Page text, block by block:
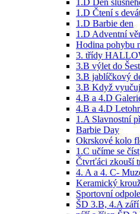
1.D Den
1.D Čtení s
1.D Barbie den
1.D Adventní
Hodina pohybu
3. třídy
3.B výlet do
3.B jablíčkový
3.B Když
4.B a 4.D
4.B a 4.D
1.A Slavnostní
Barbie Day
Okrskové kolo
1.C učíme se číst
Čtvrťáci zkouší
4. A a 4. C-
Keramický
Sportovní
ŠD 3.B, 4.A